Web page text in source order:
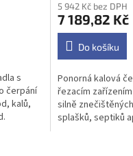
s
čerpání
kalů,
5 942 Kč bez DPH
7 189,82 Kč
Do košíku
Ponorná kalová
řezacím
silně
splašků, septiků